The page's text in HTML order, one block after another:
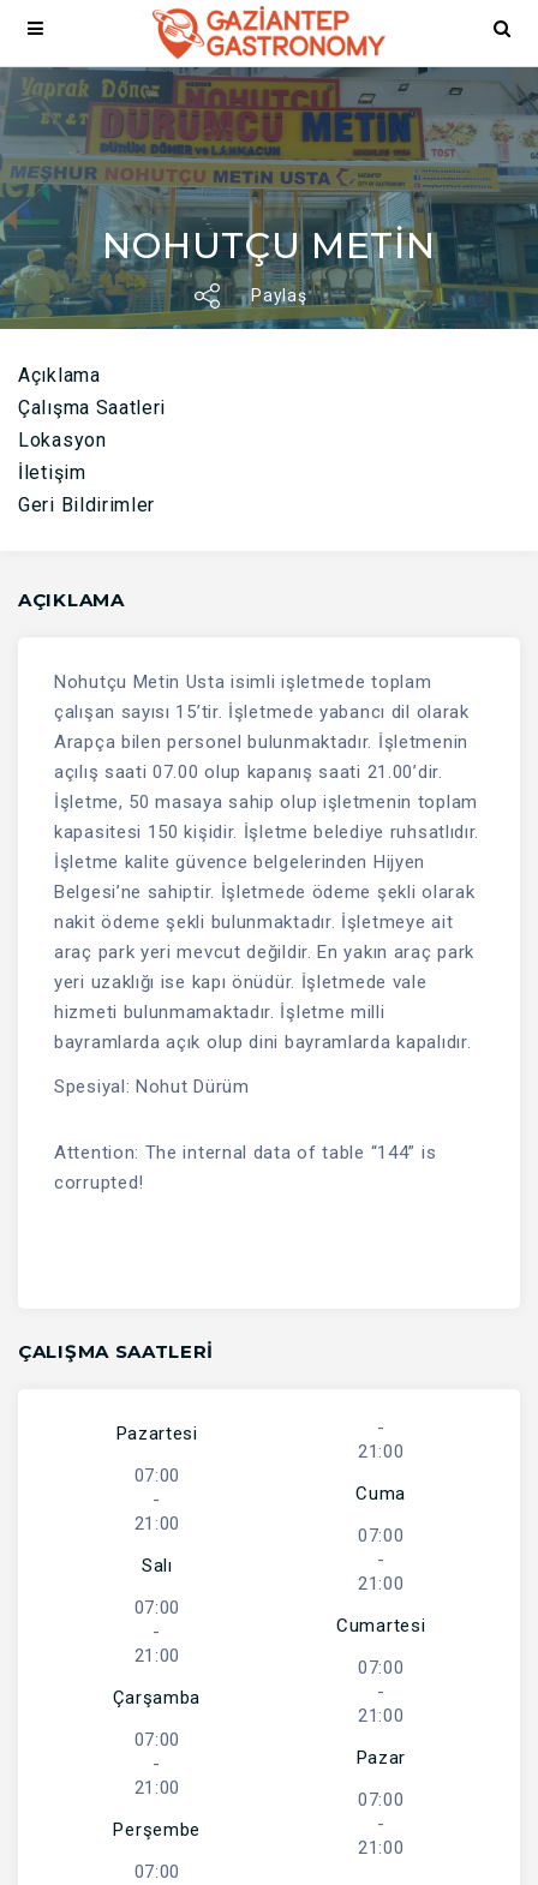
NOHUTÇU METİN
Paylaş
Açıklama
Çalışma Saatleri
Lokasyon
İletişim
Geri Bildirimler
AÇIKLAMA
Nohutçu Metin Usta isimli işletmede toplam
çalışan sayısı 15’tir. İşletmede yabancı dil olarak
Arapça bilen personel bulunmaktadır. İşletmenin
açılış saati 07.00 olup kapanış saati 21.00’dir.
İşletme, 50 masaya sahip olup işletmenin toplam
kapasitesi 150 kişidir. İşletme belediye ruhsatlıdır.
İşletme kalite güvence belgelerinden Hijyen
Belgesi’ne sahiptir. İşletmede ödeme şekli olarak
nakit ödeme şekli bulunmaktadır. İşletmeye ait
araç park yeri mevcut değildir. En yakın araç park
yeri uzaklığı ise kapı önüdür. İşletmede vale
hizmeti bulunmamaktadır. İşletme milli
bayramlarda açık olup dini bayramlarda kapalıdır.
Spesiyal: Nohut Dürüm
Attention: The internal data of table “144” is
corrupted!
ÇALIŞMA SAATLERI
Pazartesi
07:00
-
21:00
Salı
07:00
-
21:00
Çarşamba
07:00
-
21:00
Perşembe
07:00
-
21:00
Cuma
07:00
-
21:00
Cumartesi
07:00
-
21:00
Pazar
07:00
-
21:00